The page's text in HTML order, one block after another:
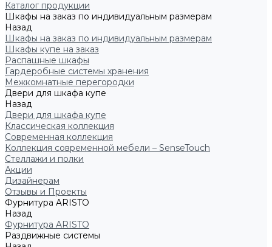
Каталог продукции
Шкафы на заказ по индивидуальным размерам
Назад
Шкафы на заказ по индивидуальным размерам
Шкафы купе на заказ
Распашные шкафы
Гардеробные системы хранения
Межкомнатные перегородки
Двери для шкафа купе
Назад
Двери для шкафа купе
Классическая коллекция
Современная коллекция
Коллекция современной мебели – SenseTouch
Стеллажи и полки
Акции
Дизайнерам
Отзывы и Проекты
Фурнитура ARISTO
Назад
Фурнитура ARISTO
Раздвижные системы